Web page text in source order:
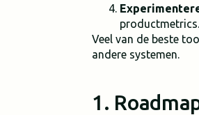
productmetrics.
Veel van de beste
andere systemen.
1.